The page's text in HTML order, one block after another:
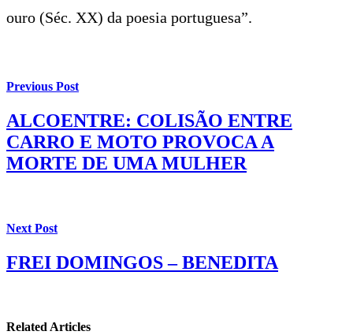
ouro (Séc. XX) da poesia portuguesa”.
Previous Post
ALCOENTRE: COLISÃO ENTRE
CARRO E MOTO PROVOCA A
MORTE DE UMA MULHER
Next Post
FREI DOMINGOS – BENEDITA
Related Articles